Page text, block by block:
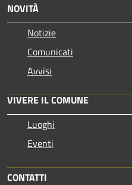
NOVITÀ
Notizie
Comunicati
Avvisi
VIVERE IL COMUNE
Luoghi
Eventi
CONTATTI